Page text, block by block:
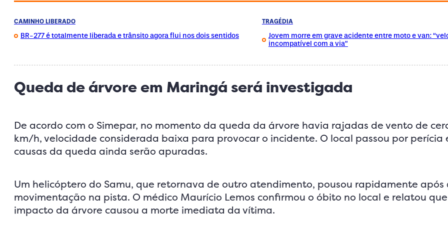
CAMINHO LIBERADO
BR-277 é totalmente liberada e trânsito agora flui nos dois sentidos
TRAGÉDIA
Jovem morre em grave acidente entre moto e van:
incompatível com a via”
Queda de árvore em Maringá será investigada
De acordo com o Simepar, no momento da queda da árvore havia rajadas de vento de
km/h, velocidade considerada baixa para provocar o incidente. O local passou por perícia
causas da queda ainda serão apuradas.
Um helicóptero do Samu, que retornava de outro atendimento, pousou rapidamente após
movimentação na pista. O médico Maurício Lemos confirmou o óbito no local e relatou
impacto da árvore causou a morte imediata da vítima.